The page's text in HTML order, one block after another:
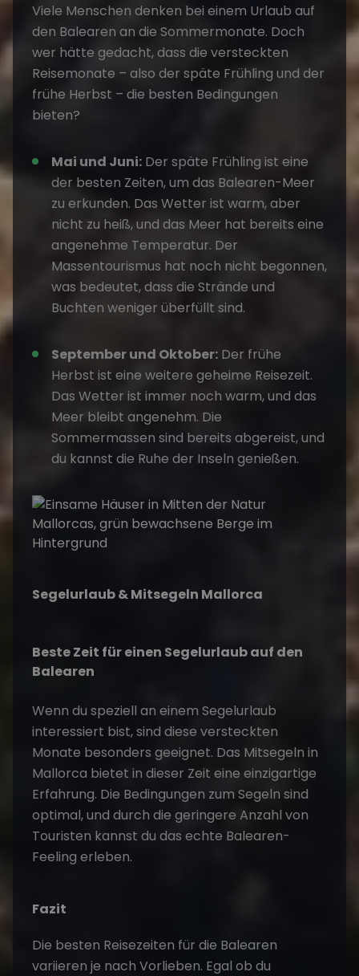
Viele Menschen denken bei einem Urlaub auf
den Balearen an die Sommermonate. Doch
wer hätte gedacht, dass die versteckten
Reisemonate – also der späte Frühling und der
frühe Herbst – die besten Bedingungen
bieten?
Mai und Juni: Der späte Frühling ist eine
der besten Zeiten, um das Balearen-Meer
zu erkunden. Das Wetter ist warm, aber
nicht zu heiß, und das Meer hat bereits eine
angenehme Temperatur. Der
Massentourismus hat noch nicht begonnen,
was bedeutet, dass die Strände und
Buchten weniger überfüllt sind.
September und Oktober: Der frühe
Herbst ist eine weitere geheime Reisezeit.
Das Wetter ist immer noch warm, und das
Meer bleibt angenehm. Die
Sommermassen sind bereits abgereist, und
du kannst die Ruhe der Inseln genießen.
Segelurlaub & Mitsegeln Mallorca
Beste Zeit für einen Segelurlaub auf den
Balearen
Wenn du speziell an einem Segelurlaub
interessiert bist, sind diese versteckten
Monate besonders geeignet. Das Mitsegeln in
Mallorca bietet in dieser Zeit eine einzigartige
Erfahrung. Die Bedingungen zum Segeln sind
optimal, und durch die geringere Anzahl von
Touristen kannst du das echte Balearen-
Feeling erleben.
Fazit
Die besten Reisezeiten für die Balearen
variieren je nach Vorlieben. Egal ob du